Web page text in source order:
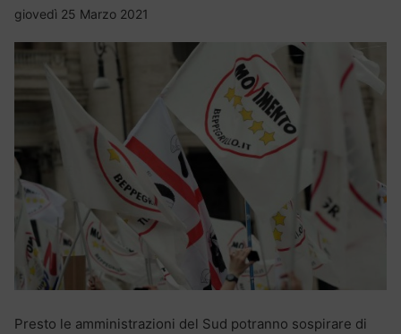
giovedì 25 Marzo 2021
Presto le amministrazioni del Sud potranno sospirare di